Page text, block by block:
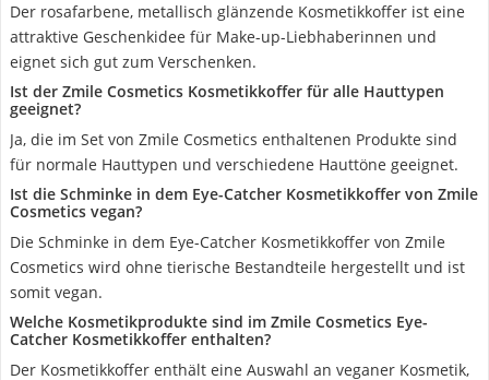
Der rosafarbene, metallisch glänzende Kosmetikkoffer ist eine
attraktive Geschenkidee für Make-up-Liebhaberinnen und
eignet sich gut zum Verschenken.
Ist der Zmile Cosmetics Kosmetikkoffer für alle Hauttypen
geeignet?
Ja, die im Set von Zmile Cosmetics enthaltenen Produkte sind
für normale Hauttypen und verschiedene Hauttöne geeignet.
Ist die Schminke in dem Eye-Catcher Kosmetikkoffer von Zmile
Cosmetics vegan?
Die Schminke in dem Eye-Catcher Kosmetikkoffer von Zmile
Cosmetics wird ohne tierische Bestandteile hergestellt und ist
somit vegan.
Welche Kosmetikprodukte sind im Zmile Cosmetics Eye-
Catcher Kosmetikkoffer enthalten?
Der Kosmetikkoffer enthält eine Auswahl an veganer Kosmetik,